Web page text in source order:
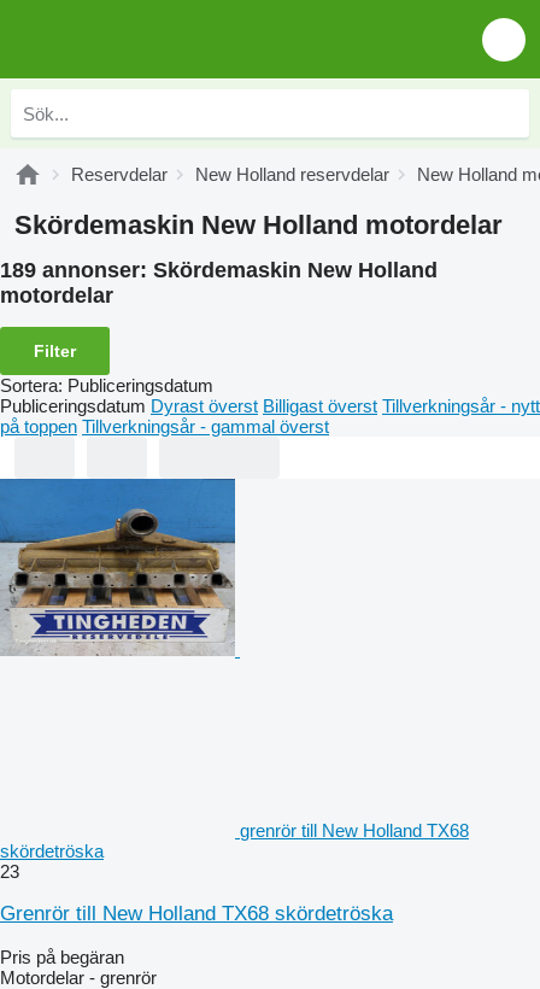
Reservdelar New Holland reservdelar New Holland
Skördemaskin New Holland motordelar
189 annonser: Skördemaskin New Holland
motordelar
Filter
Sortera: Publiceringsdatum
Publiceringsdatum Dyrast överst Billigast överst Tillverkningsår - nytt
på toppen Tillverkningsår - gammal överst
grenrör till New Holland TX68
skördetröska
23
Grenrör till New Holland TX68 skördetröska
Pris på begäran
Motordelar - grenrör